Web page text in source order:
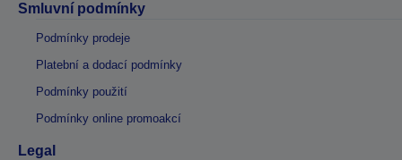
Smluvní podmínky
Podmínky prodeje
Platební a dodací podmínky
Podmínky použití
Podmínky online promoakcí
Legal